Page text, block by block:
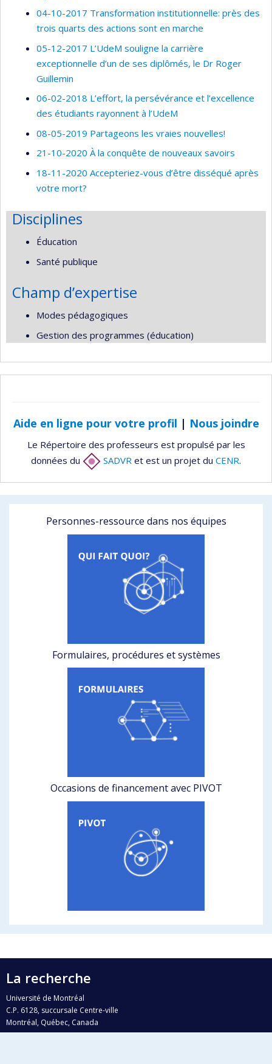
04-10-2017 Transformation institutionnelle: près des
trois quarts des actions sont en marche
05-12-2017 L’UdeM souligne la carrière
exceptionnelle d’un de ses diplômés, le Dr Roger
Guillemin
06-02-2018 L’effort, la persévérance et l’excellence
des étudiants rayonnent à l’UdeM
08-05-2019 Partageons les vraies nouvelles!
21-10-2020 À la conquête de nouveaux savoirs
18-11-2020 Accepteriez-vous d’être disséqué après
votre mort?
Disciplines
Éducation
Santé publique
Champ d’expertise
Modes pédagogiques
Gestion des programmes (éducation)
Aide en ligne pour votre profil | Nous joindre
Le Répertoire des professeurs est propulsé par les
données du
SADVR et est un projet du CENR.
Personnes-ressource dans nos équipes
Formulaires, procédures et systèmes
Occasions de financement avec PIVOT
La recherche
Université de Montréal
C.P. 6128, succursale Centre-ville
Montréal, Québec, Canada
H3C 3J7